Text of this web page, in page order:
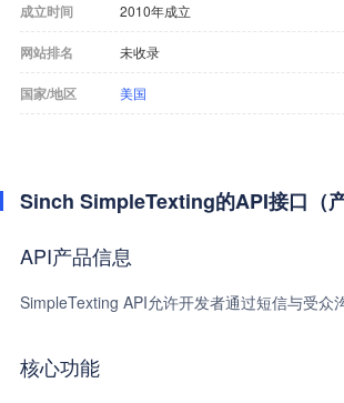
成立时间 2010年成立
网站排名 未收录
国家/地区 美国
Sinch SimpleTexting的API接口（产
API产品信息
SimpleTexting API允许开发者通过短信与受
核心功能